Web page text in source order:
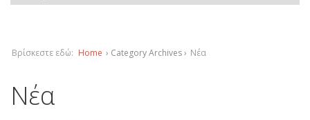
Βρίσκεστε εδώ: Home › Category Archives › Νέα
Νέα